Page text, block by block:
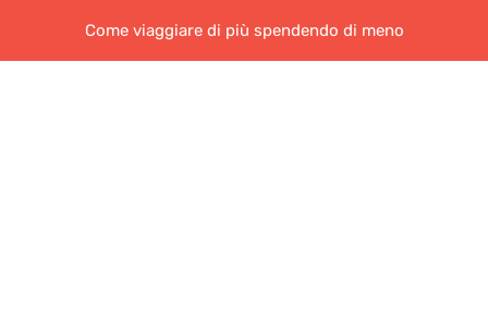
Come viaggiare di più spendendo di meno